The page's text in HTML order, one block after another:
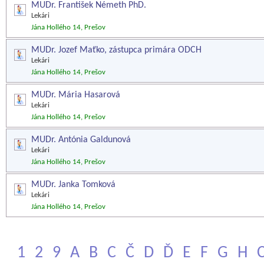
MUDr. František Németh PhD.
Lekári
Jána Hollého 14, Prešov
MUDr. Jozef Maťko, zástupca primára ODCH
Lekári
Jána Hollého 14, Prešov
MUDr. Mária Hasarová
Lekári
Jána Hollého 14, Prešov
MUDr. Antónia Galdunová
Lekári
Jána Hollého 14, Prešov
MUDr. Janka Tomková
Lekári
Jána Hollého 14, Prešov
1 2 9 A B C Č D Ď E F G H